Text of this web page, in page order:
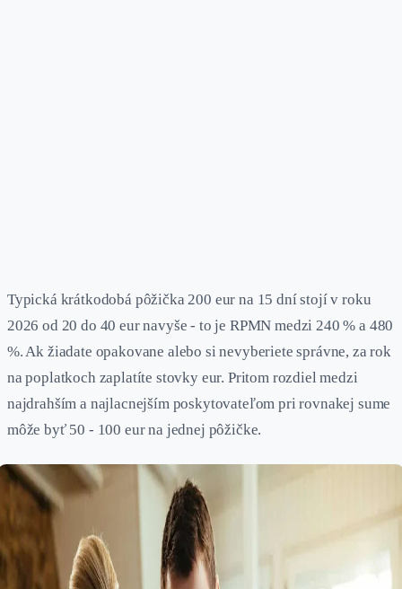
Typická krátkodobá pôžička 200 eur na 15 dní stojí v roku
2026 od 20 do 40 eur navyše - to je RPMN medzi 240 % a 480
%. Ak žiadate opakovane alebo si nevyberiete správne, za rok
na poplatkoch zaplatíte stovky eur. Pritom rozdiel medzi
najdrahším a najlacnejším poskytovateľom pri rovnakej sume
môže byť 50 - 100 eur na jednej pôžičke.